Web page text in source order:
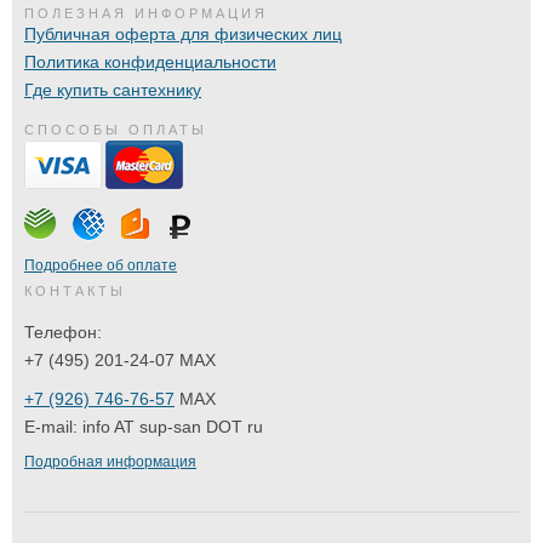
ПОЛЕЗНАЯ ИНФОРМАЦИЯ
Публичная оферта для физических лиц
Политика конфиденциальности
Где купить сантехнику
СПОСОБЫ ОПЛАТЫ
Подробнее об оплате
КОНТАКТЫ
Телефон:
+7 (495) 201-24-07 MAX
+7 (926) 746-76-57 MAX
E-mail: info AT sup-san DOT ru
Подробная информация